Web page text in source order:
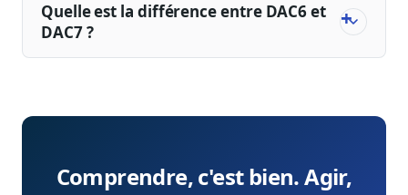
Quelle est la différence entre DAC6 et
DAC7 ?
Comprendre, c'est bien. Agir,